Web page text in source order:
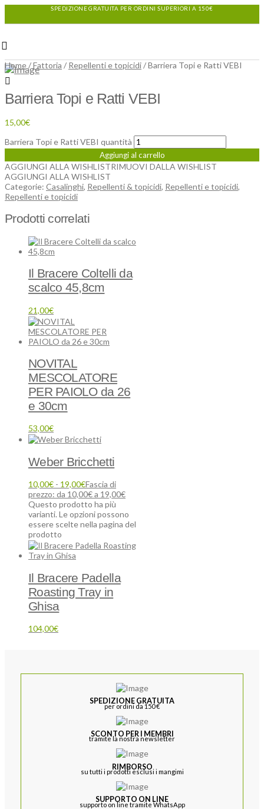
SPEDIZIONE GRATUITA PER ORDINI SUPERIORI A 150€
Home/Fattoria / Repellenti e topicidi/ Barriera Topi e Ratti VEBI
Barriera Topi e Ratti VEBI
15,00€
Barriera Topi e Ratti VEBI quantità
Aggiungi al carrello
AGGIUNGI ALLA WISHLISTRIMUOVI DALLA WISHLIST
AGGIUNGI ALLA WISHLIST
Categorie: Casalinghi, Repellenti & topicidi, Repellenti e topicidi,
Repellenti e topicidi
Prodotti correlati
Il Bracere Coltelli da
scalco 45,8cm
21,00€
NOVITAL
MESCOLATORE
PER PAIOLO da 26
e 30cm
53,00€
Weber Bricchetti
10,00€ - 19,00€Fascia di
prezzo: da 10,00€ a 19,00€
Questo prodotto ha più
varianti. Le opzioni possono
essere scelte nella pagina del
prodotto
Il Bracere Padella
Roasting Tray in
Ghisa
104,00€
SPEDIZIONE GRATUITA
per ordini da 150 €
SCONTO PER I MEMBRI
tramite la nostra newsletter
RIMBORSO
su tutti i prodotti esclusi i mangimi
SUPPORTO ON LINE
supporto on line tramite WhatsApp